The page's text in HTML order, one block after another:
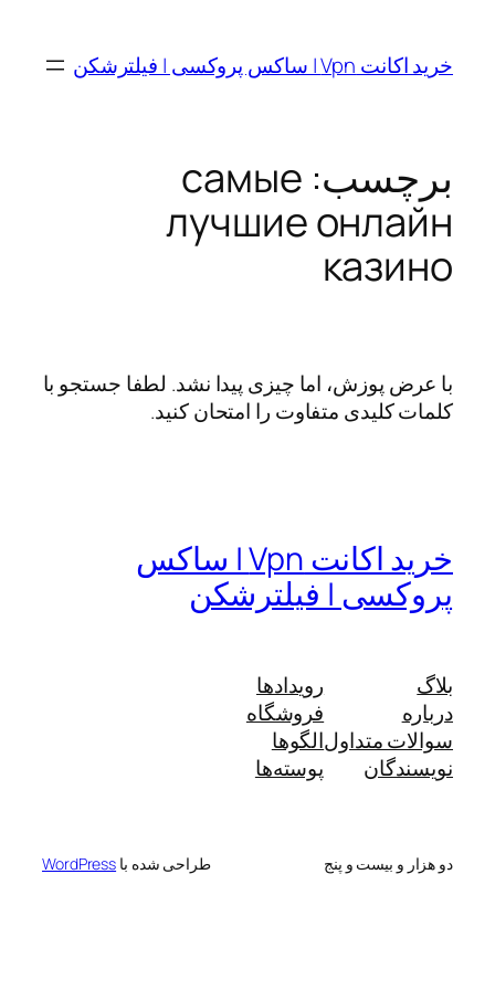
محتواخرید اکانت Vpn | ساکس پروکسی | فیلترشکن
برچسب: самые
лучшие онлайн
казино
با عرض پوزش، اما چیزی پیدا نشد. لطفا جستجو با
کلمات کلیدی متفاوت را امتحان کنید.
خرید اکانت Vpn | ساکس
پروکسی | فیلترشکن
بلاگ
درباره
سوالات متداول
نویسندگان
رویدادها
فروشگاه
الگوها
پوسته‌ها
دو هزار و بیست و پنج طراحی شده با WordPress